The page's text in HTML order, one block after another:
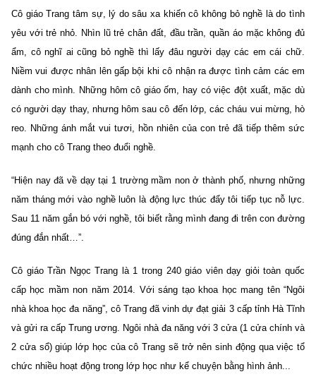
Cô giáo Trang tâm sự, lý do sâu xa khiến cô không bỏ nghề là do tình
yêu với trẻ nhỏ. Nhìn lũ trẻ chân đất, đầu trần, quần áo mặc không đủ
ẩm, cô nghĩ ai cũng bỏ nghề thì lấy đâu người dạy các em cái chữ.
Niềm vui được nhân lên gấp bội khi cô nhận ra được tình cảm các em
dành cho mình. Những hôm cô giáo ốm, hay có việc đột xuất, mặc dù
có người dạy thay, nhưng hôm sau cô đến lớp, các cháu vui mừng, hò
reo. Những ánh mắt vui tươi, hồn nhiên của con trẻ đã tiếp thêm sức
mạnh cho cô Trang theo đuổi nghề.
“Hiện nay đã về dạy tại 1 trường mầm non ở thành phố, nhưng những
năm tháng mới vào nghề luôn là động lực thúc đẩy tôi tiếp tục nỗ lực.
Sau 11 năm gắn bó với nghề, tôi biết rằng mình đang đi trên con đường
đúng đắn nhất…”.
Cô giáo Trần Ngọc Trang là 1 trong 240 giáo viên dạy giỏi toàn quốc
cấp học mầm non năm 2014. Với sáng tạo khoa học mang tên “Ngôi
nhà khoa học đa năng”, cô Trang đã vinh dự đạt giải 3 cấp tỉnh Hà Tĩnh
và gửi ra cấp Trung ương. Ngôi nhà đa năng với 3 cửa (1 cửa chính và
2 cửa sổ) giúp lớp học của cô Trang sẽ trở nên sinh động qua việc tổ
chức nhiều hoạt động trong lớp học như kể chuyện bằng hình ảnh...